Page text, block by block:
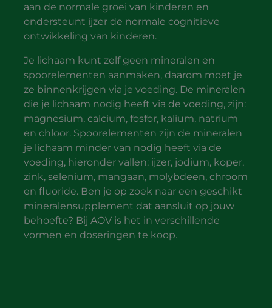
aan de normale groei van kinderen en
ondersteunt ijzer de normale cognitieve
ontwikkeling van kinderen.
Je lichaam kunt zelf geen mineralen en
spoorelementen aanmaken, daarom moet je
ze binnenkrijgen via je voeding. De mineralen
die je lichaam nodig heeft via de voeding, zijn:
magnesium, calcium, fosfor, kalium, natrium
en chloor. Spoorelementen zijn de mineralen
je lichaam minder van nodig heeft via de
voeding, hieronder vallen: ijzer, jodium, koper,
zink, selenium, mangaan, molybdeen, chroom
en fluoride. Ben je op zoek naar een geschikt
mineralensupplement dat aansluit op jouw
behoefte? Bij AOV is het in verschillende
vormen en doseringen te koop.